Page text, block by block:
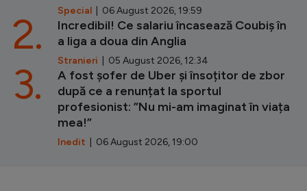
Special | 06 August 2026, 19:59
Incredibil! Ce salariu încasează Coubiș în
a liga a doua din Anglia
Stranieri | 05 August 2026, 12:34
2.
A fost șofer de Uber și însoțitor de zbor
după ce a renunțat la sportul
profesionist: ”Nu mi-am imaginat în viața
mea!”
Inedit | 06 August 2026, 19:00
3.